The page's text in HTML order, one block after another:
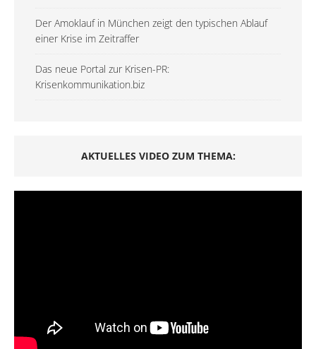
Der Amoklauf in München zeigt den typischen Ablauf
einer Krise im Zeitraffer
Das neue Portal zur Krisen-PR:
Krisenkommunikation.biz
AKTUELLES VIDEO ZUM THEMA: